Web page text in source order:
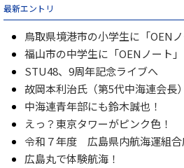
最新エントリ
鳥取県境港市の小学生に「OEN
福山市の中学生に「OENノート
STU48、9周年記念ライブへ
故岡本利治氏（第5代中海連会長
中海連青年部にも鈴木誠也！
えっ？東京タワーがピンク色！
令和７年度 広島県内航海運組合
広島丸で体験航海！